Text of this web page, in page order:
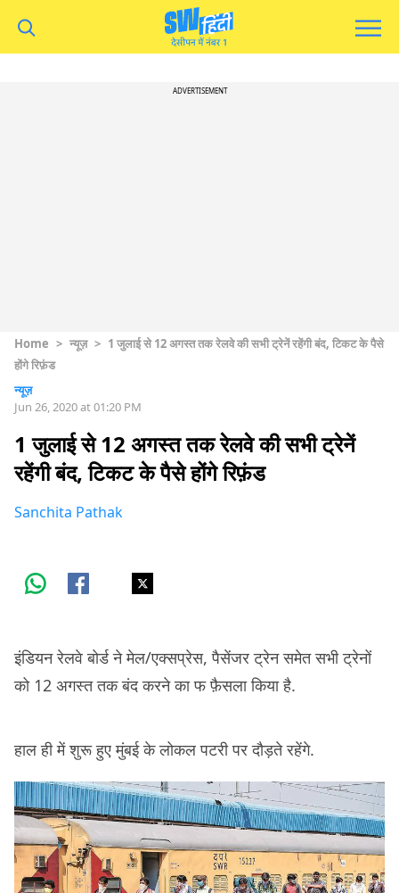
ADVERTISEMENT
Home > न्यूज़ > 1 जुलाई से 12 अगस्त तक रेलवे की सभी ट्रेनें रहेंगी बंद, टिकट के पैसे
होंगे रिफ़ंड
न्यूज़
Jun 26, 2020 at 01:20 PM
1 जुलाई से 12 अगस्त तक रेलवे की सभी ट्रेनें
रहेंगी बंद, टिकट के पैसे होंगे रिफ़ंड
Sanchita Pathak
इंडियन रेलवे बोर्ड ने मेल/एक्सप्रेस, पैसेंजर ट्रेन समेत सभी ट्रेनों
को 12 अगस्त तक बंद करने का फ फ़ैसला किया है.
हाल ही में शुरू हुए मुंबई के लोकल पटरी पर दौड़ते रहेंगे.